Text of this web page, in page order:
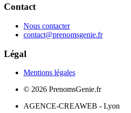
Contact
Nous contacter
contact@prenomsgenie.fr
Légal
Mentions légales
© 2026 PrenomsGenie.fr
AGENCE-CREAWEB - Lyon